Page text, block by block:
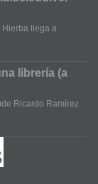
llega a
librería (a
Ricardo Ramírez